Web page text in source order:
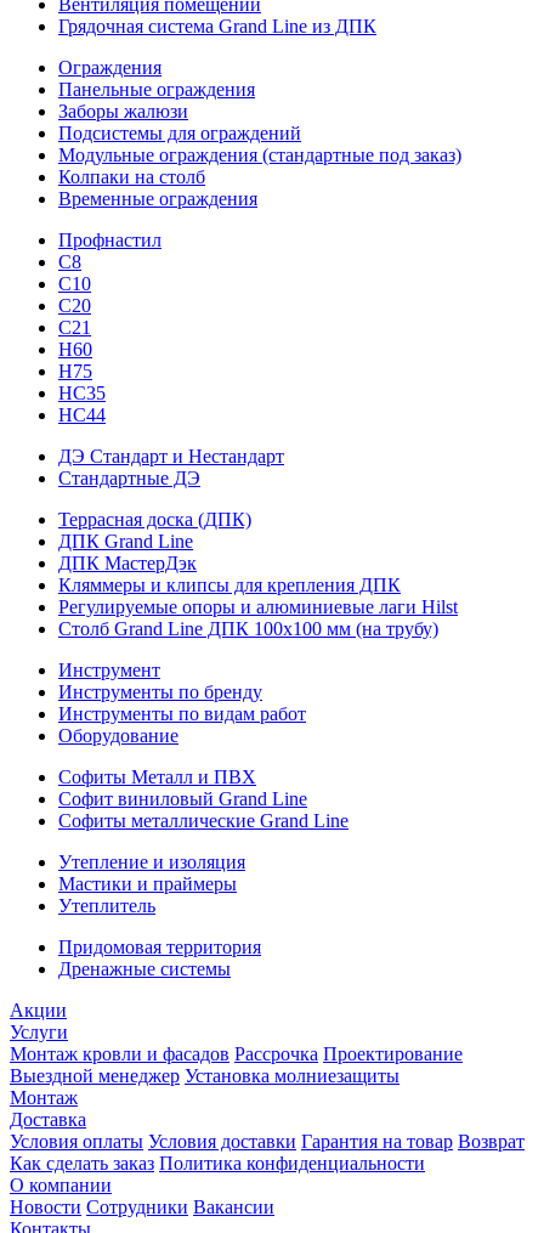
Вентиляция помещений
Грядочная система Grand Line из ДПК
Ограждения
Панельные ограждения
Заборы жалюзи
Подсистемы для ограждений
Модульные ограждения (стандартные под заказ)
Колпаки на столб
Временные ограждения
Профнастил
С8
С10
С20
С21
H60
H75
HС35
НС44
ДЭ Стандарт и Нестандарт
Стандартные ДЭ
Террасная доска (ДПК)
ДПК Grand Line
ДПК МастерДэк
Кляммеры и клипсы для крепления ДПК
Регулируемые опоры и алюминиевые лаги Hilst
Столб Grand Line ДПК 100х100 мм (на трубу)
Инструмент
Инструменты по бренду
Инструменты по видам работ
Оборудование
Софиты Металл и ПВХ
Софит виниловый Grand Line
Софиты металлические Grand Line
Утепление и изоляция
Мастики и праймеры
Утеплитель
Придомовая территория
Дренажные системы
Акции
Услуги
Монтаж кровли и фасадов Рассрочка Проектирование
Выездной менеджер Установка молниезащиты
Монтаж
Доставка
Условия оплаты Условия доставки Гарантия на товар Возврат
Как сделать заказ Политика конфиденциальности
О компании
Новости Сотрудники Вакансии
Контакты